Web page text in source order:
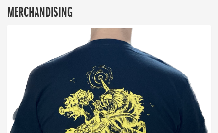
MERCHANDISING